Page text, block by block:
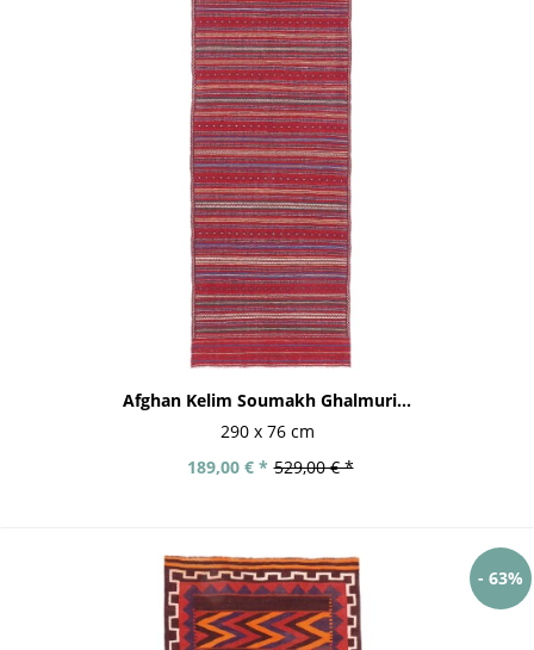
Afghan Kelim Soumakh Ghalmuri...
290 x 76 cm
529,00 € *
189,00 € *
- 63%